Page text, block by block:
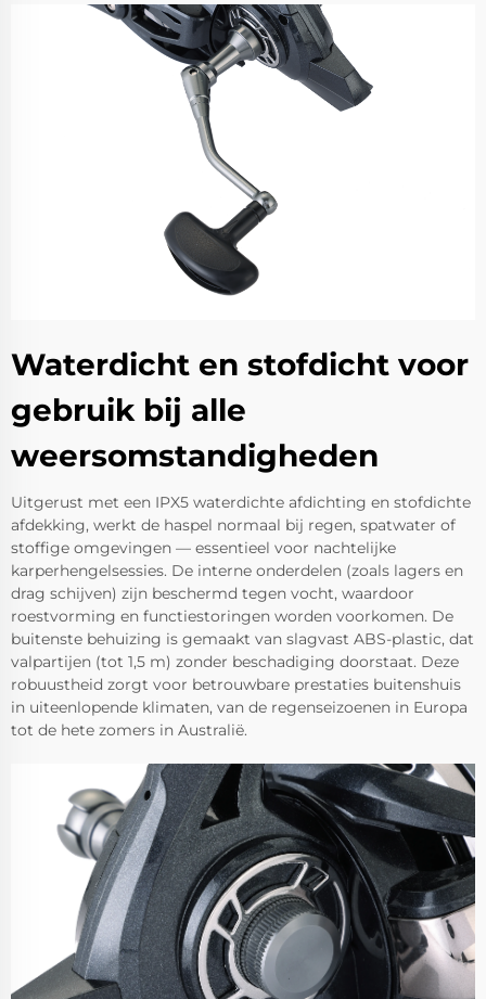
Waterdicht en stofdicht voor
gebruik bij alle
weersomstandigheden
Uitgerust met een IPX5 waterdichte afdichting en stofdichte
afdekking, werkt de haspel normaal bij regen, spatwater of
stoffige omgevingen — essentieel voor nachtelijke
karperhengelsessies. De interne onderdelen (zoals lagers en
drag schijven) zijn beschermd tegen vocht, waardoor
roestvorming en functiestoringen worden voorkomen. De
buitenste behuizing is gemaakt van slagvast ABS-plastic, dat
valpartijen (tot 1,5 m) zonder beschadiging doorstaat. Deze
robuustheid zorgt voor betrouwbare prestaties buitenshuis
in uiteenlopende klimaten, van de regenseizoenen in Europa
tot de hete zomers in Australië.